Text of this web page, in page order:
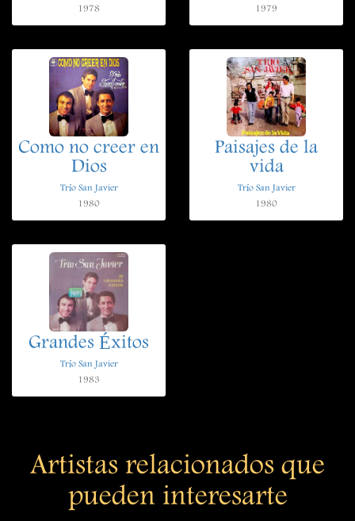
1978
1979
Como no creer en
Dios
Trío San Javier
1980
Paisajes de la
vida
Trío San Javier
1980
Grandes Éxitos
Trío San Javier
1983
Artistas relacionados que
pueden interesarte